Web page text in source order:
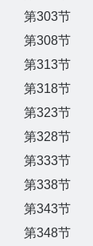
第303节
第308节
第313节
第318节
第323节
第328节
第333节
第338节
第343节
第348节